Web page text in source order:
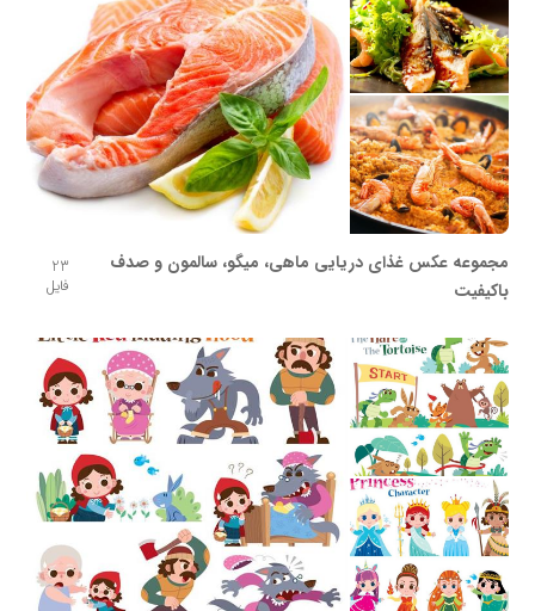
مجموعه عکس غذای دریایی ماهی، میگو، سالمون و صدف
باکیفیت
23
فایل